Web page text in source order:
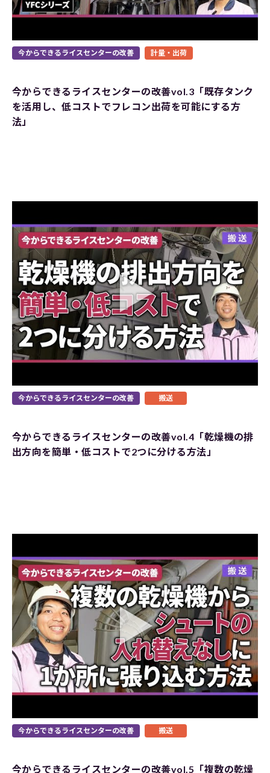
今からできるライスセンターの改善 計量・出荷
今からできるライスセンターの改善vol.3「既存タンク
を活用し、低コストでフレコン出荷を可能にする方
法」
今からできるライスセンターの改善 搬送
今からできるライスセンターの改善vol.4「乾燥機の排
出方向を簡単・低コストで2つに分ける方法」
今からできるライスセンターの改善 搬送
今からできるライスセンターの改善vol.5「複数の乾燥